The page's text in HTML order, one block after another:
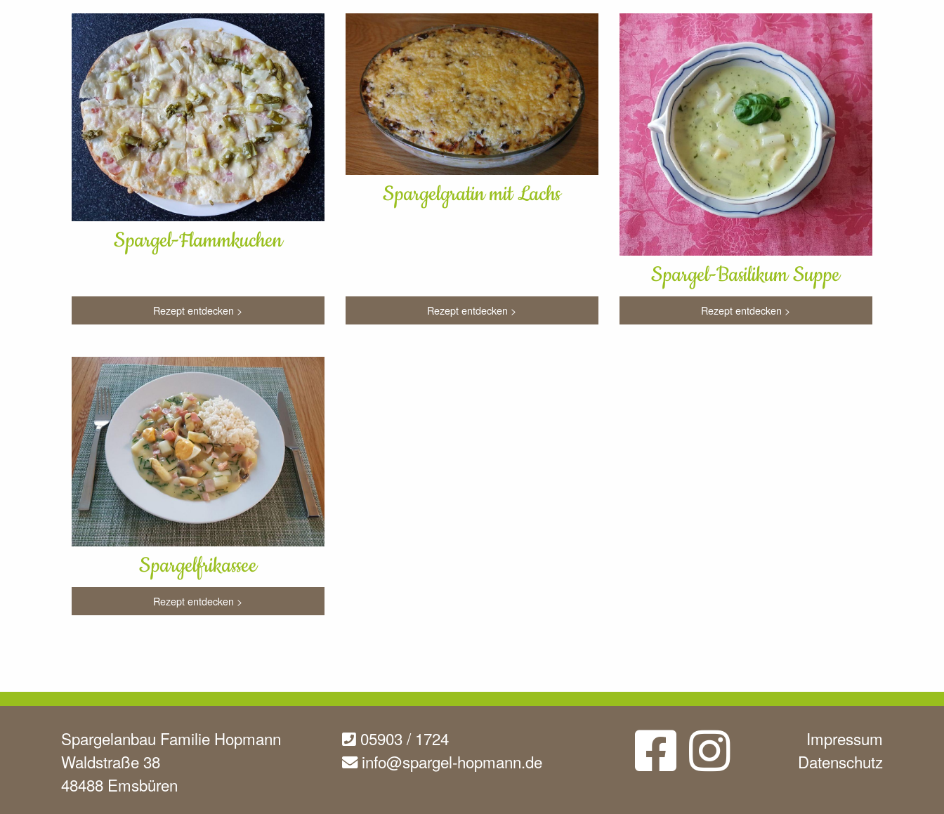
Spargel-Flammkuchen
Rezept entdecken >
Spargelgratin mit Lachs
Rezept entdecken >
Spargel-Basilikum Suppe
Rezept entdecken >
Spargelfrikassee
Rezept entdecken >
Spargelanbau Familie Hopmann
Waldstraße 38
48488 Emsbüren
05903 / 1724
info@spargel-hopmann.de
Impressum
Datenschutz